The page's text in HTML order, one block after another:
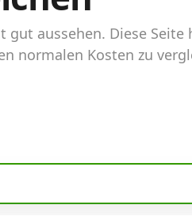
aussehen. Diese Seite
normalen Kosten zu